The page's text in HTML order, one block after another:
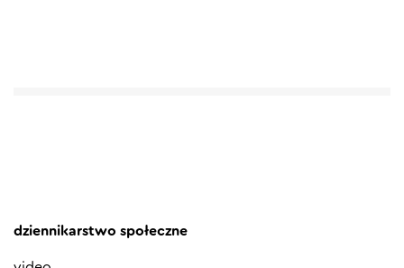
dziennikarstwo społeczne